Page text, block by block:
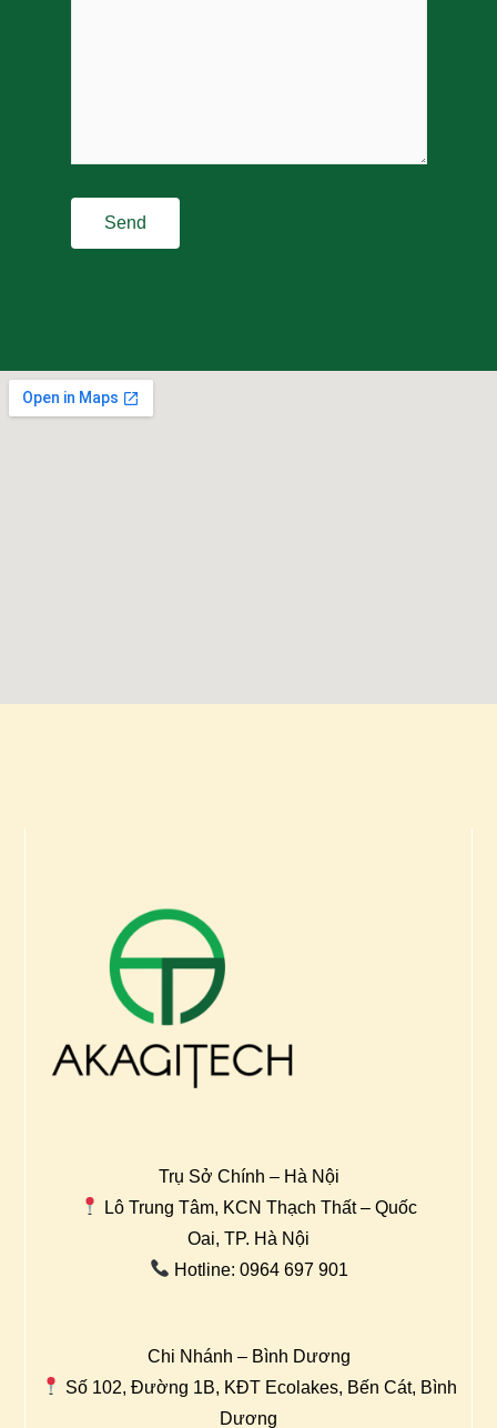
Trụ Sở Chính – Hà Nội
Lô Trung Tâm, KCN Thạch Thất – Quốc
Oai, TP. Hà Nội
Hotline: 0964 697 901
Chi Nhánh – Bình Dương
Số 102, Đường 1B, KĐT Ecolakes, Bến Cát, Bình
Dương